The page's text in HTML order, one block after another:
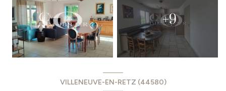
+9
VILLENEUVE-EN-RETZ (44580)